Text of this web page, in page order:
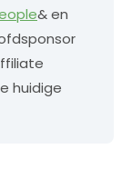
& en
huidige